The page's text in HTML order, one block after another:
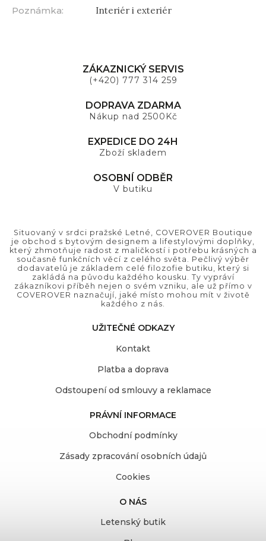
Poznámka: Interiér i exteriér
ZÁKAZNICKÝ SERVIS
(+420) 777 314 259
DOPRAVA ZDARMA
Nákup nad 2500Kč
EXPEDICE DO 24H
Zboží skladem
OSOBNÍ ODBĚR
V butiku
Situovaný v srdci pražské Letné, COVEROVER Boutique
je obchod s bytovým designem a lifestylovými doplňky,
který zhmotňuje radost z maličkostí i potřebu krásných a
současně funkčních věcí z celého světa. Pečlivý výběr
dodavatelů je základem celé filozofie butiku, který si
zakládá na původu každého kousku. Ty vypráví
zákazníkovi příběh nejen o svém vzniku, ale už přímo v
COVEROVER naznačují, jaké místo mohou mít v životě
každého z nás.
UŽITEČNÉ ODKAZY
Kontakt
Platba a doprava
Odstoupení od smlouvy a reklamace
PRÁVNÍ INFORMACE
Obchodní podmínky
Zásady zpracování osobních údajů
Cookies
O NÁS
Letenský butik